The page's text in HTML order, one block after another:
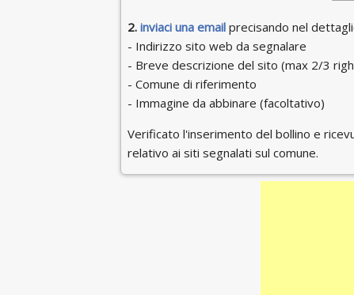
2. inviaci una emailprecisando nel
- Indirizzo sito web da segnalare
- Breve descrizione del sito (max 2/3
- Comune di riferimento
- Immagine da abbinare (facoltativo)
Verificato l'inserimento del bollino e
relativo ai siti segnalati sul comune.